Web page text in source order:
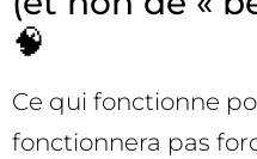
🧠
Ce qui fonctionne
fonctionnera pas